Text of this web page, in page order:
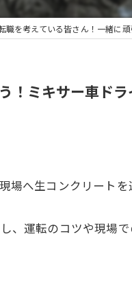
職を考えている皆さん！一緒に
ミキサー車ドラ
へ生コンクリート
、運転のコツや現場